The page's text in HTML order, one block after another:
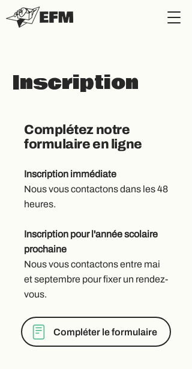
Inscription
Complétez notre
formulaire en ligne
Inscription immédiate
Nous vous contactons dans les 48
heures.
Inscription pour l'année scolaire
prochaine
Nous vous contactons entre mai
et septembre pour fixer un rendez-
vous.
Compléter le formulaire